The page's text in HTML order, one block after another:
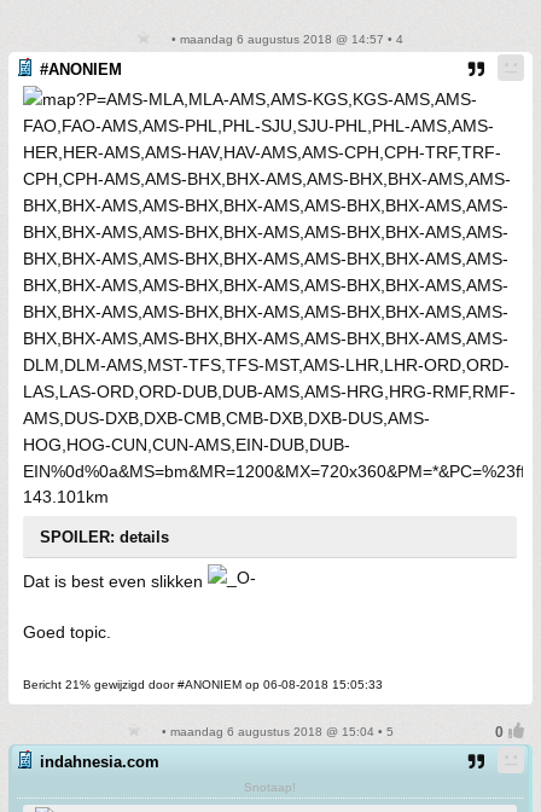
• maandag 6 augustus 2018 @ 14:57 • 4
#ANONIEM
143.101km
SPOILER: details
Dat is best even slikken
Goed topic.
Bericht 21% gewijzigd door #ANONIEM op 06-08-2018 15:05:33
• maandag 6 augustus 2018 @ 15:04 • 5
indahnesia.com
Snotaap!